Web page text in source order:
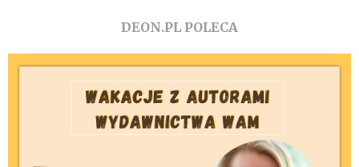
DEON.PL POLECA